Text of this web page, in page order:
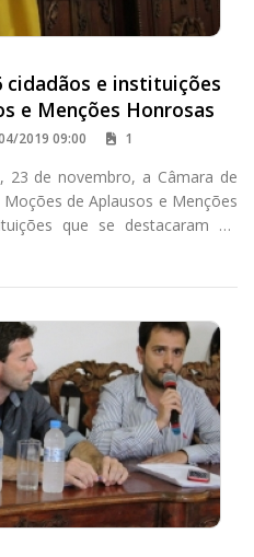
cidadãos e instituições
e Menções Honrosas
2019 09:00 1
de novembro, a Câmara de
de Aplausos e Menções
que se destacaram ao